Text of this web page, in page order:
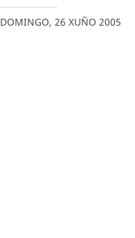
DOMINGO, 26 XUÑO 2005